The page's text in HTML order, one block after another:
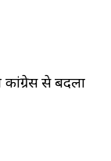
कांग्रेस से बदला